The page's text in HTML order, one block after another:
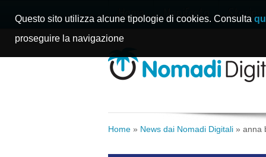
Home Manifesto Storie
Home » News dai Nomadi Digitali » anna
Questo sito utilizza alcune tipologie di cookies. Consulta
proseguire la navigazione